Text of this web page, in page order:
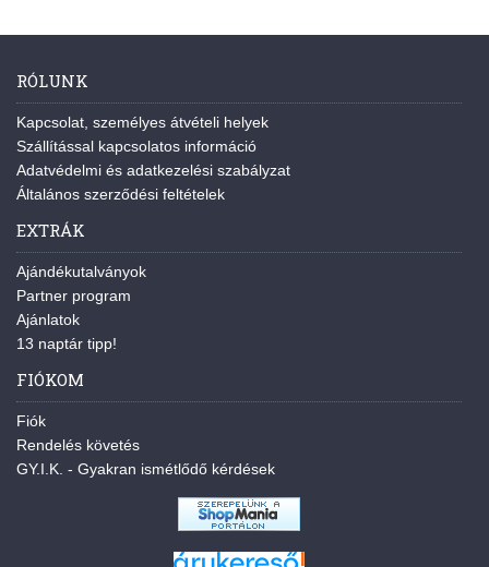
RÓLUNK
Kapcsolat, személyes átvételi helyek
Szállítással kapcsolatos információ
Adatvédelmi és adatkezelési szabályzat
Általános szerződési feltételek
EXTRÁK
Ajándékutalványok
Partner program
Ajánlatok
13 naptár tipp!
FIÓKOM
Fiók
Rendelés követés
GY.I.K. - Gyakran ismétlődő kérdések